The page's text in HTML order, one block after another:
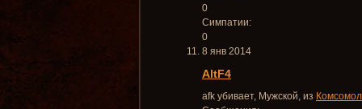
0
Симпатии:
0
8 янв 2014
AltF4
afk убивает, Мужской, из